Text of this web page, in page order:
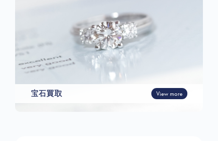
宝石買取 View more